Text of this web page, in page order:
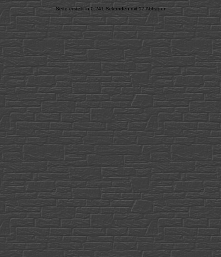
Seite erstellt in 0.241 Sekunden mit 17 Abfragen.